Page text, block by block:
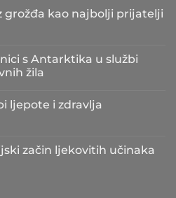
grožđa kao najbolji prijatelji
s Antarktika u službi
žila
ljepote i zdravlja
začin ljekovitih učinaka